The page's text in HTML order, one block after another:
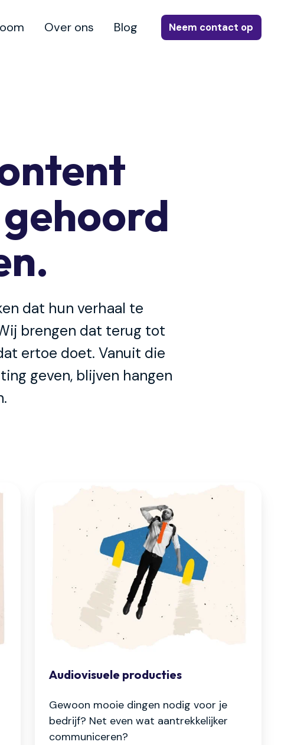
Over ons Blog Neem contact op
dat hun verhaal te
brengen dat terug tot
ertoe doet. Vanuit die
geven, blijven hangen
Audiovisuele
Audiovisuele producties
Gewoon mooie dingen nodig voor je
bedrijf? Net even wat aantrekkelijker
communiceren?